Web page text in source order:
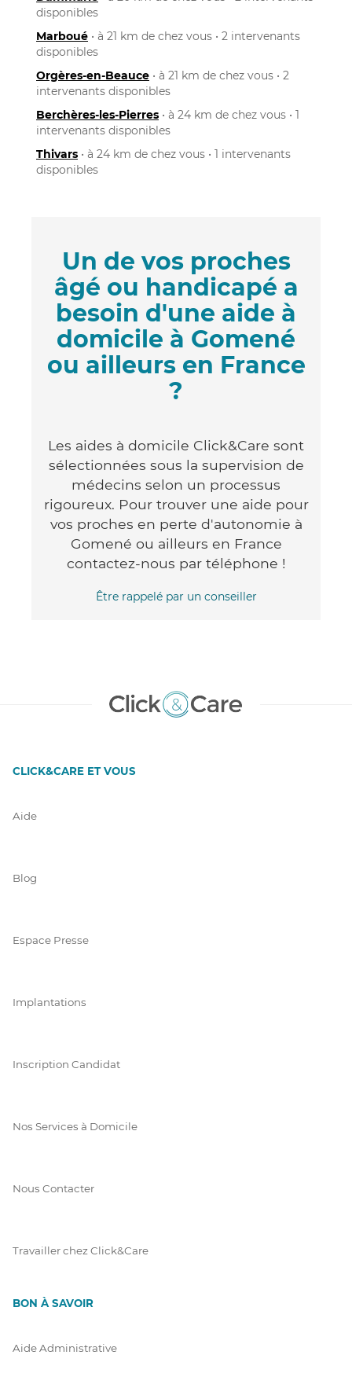
disponibles
Marboué • à 21 km de chez vous • 2 intervenants
disponibles
Orgères-en-Beauce • à 21 km de chez vous • 2
intervenants disponibles
Berchères-les-Pierres • à 24 km de chez vous • 1
intervenants disponibles
Thivars • à 24 km de chez vous • 1 intervenants
disponibles
Un de vos proches
âgé ou handicapé a
besoin d'une aide à
domicile à Gomené
ou ailleurs en France
?
Les aides à domicile Click&Care sont
sélectionnées sous la supervision de
médecins selon un processus
rigoureux. Pour trouver une aide pour
vos proches en perte d'autonomie à
Gomené ou ailleurs en France
contactez-nous par téléphone !
Être rappelé par un conseiller
CLICK&CARE ET VOUS
Aide
Blog
Espace Presse
Implantations
Inscription Candidat
Nos Services à Domicile
Nous Contacter
Travailler chez Click&Care
BON À SAVOIR
Aide Administrative